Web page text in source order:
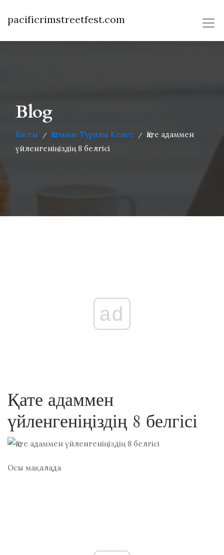
pacificrimstreetfest.com
Blog
Басты / Қатынас Туралы Кеңес /
Қате адаммен
үйленгеніңіздің 8 белгісі
ad
Қате адаммен
үйленгеніңіздің 8 белгісі
Осы мақалада